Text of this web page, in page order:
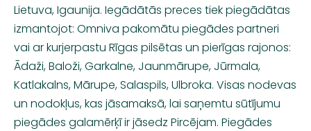
Lietuva, Igaunija. Iegādātās preces tiek piegādātas
izmantojot: Omniva pakomātu piegādes partneri
vai ar kurjerpastu Rīgas pilsētas un pierīgas rajonos:
Ādaži, Baloži, Garkalne, Jaunmārupe, Jūrmala,
Katlakalns, Mārupe, Salaspils, Ulbroka. Visas nodevas
un nodokļus, kas jāsamaksā, lai saņemtu sūtījumu
piegādes galamērķī ir jāsedz Pircējam. Piegādes